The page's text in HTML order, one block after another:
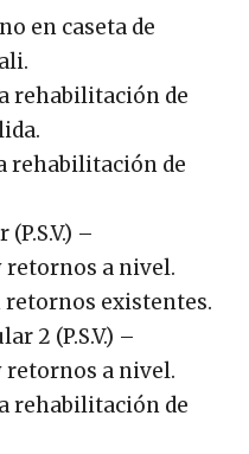
en caseta de
rehabilitación de
rehabilitación de
–
retornos a nivel.
retornos existentes.
2 (P.S.V.) –
retornos a nivel.
rehabilitación de